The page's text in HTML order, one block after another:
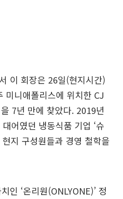
이 회장은 26일(현지시간)
미니애폴리스에 위치한 CJ
7년 만에 찾았다. 2019년
어였던 냉동식품 기업 ‘슈
지 구성원들과 경영 철학을
인 ‘온리원(ONLYONE)’ 정